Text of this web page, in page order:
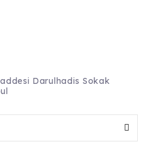
Darulhadis Sokak